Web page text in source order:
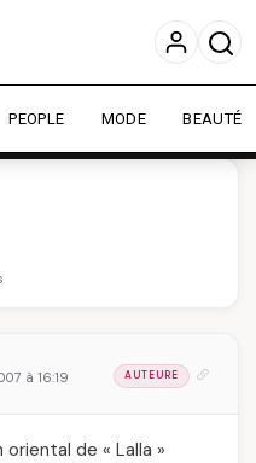
pour améliorer votre
En savoir plus
Personnaliser
PEOPLE MODE BEAUTÉ
à 16:19 AUTEURE
de « Lalla »